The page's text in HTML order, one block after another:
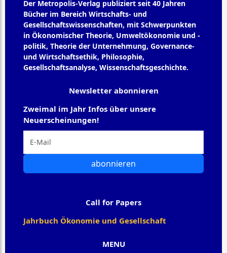
Der Metropolis-Verlag publiziert seit 40 Jahren
Bücher im Bereich Wirtschafts- und
Gesellschaftswissenschaften, mit Schwerpunkten
in Ökonomischer Theorie, Umweltökonomie und -
politik, Theorie der Unternehmung, Governance-
und Wirtschaftsethik, Philosophie,
Gesellschaftsanalyse, Wissenschaftsgeschichte.
MENU
Newsletter abonnieren
Zweimal im Jahr Infos über unsere
Neuerscheinungen!
abonnieren
Call for Papers
Jahrbuch Ökonomie und Gesellschaft